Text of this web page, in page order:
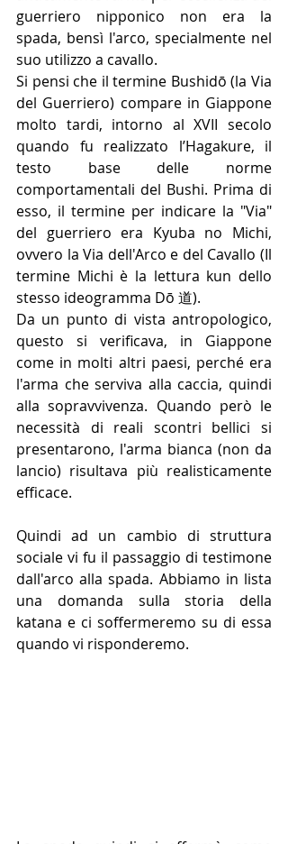
guerriero nipponico non era la
spada, bensì l'arco, specialmente nel
suo utilizzo a cavallo.
Si pensi che il termine Bushidō (la Via
del Guerriero) compare in Giappone
molto tardi, intorno al XVII secolo
quando fu realizzato l’Hagakure, il
testo base delle norme
comportamentali del Bushi. Prima di
esso, il termine per indicare la "Via"
del guerriero era Kyuba no Michi,
ovvero la Via dell'Arco e del Cavallo (Il
termine Michi è la lettura kun dello
stesso ideogramma Dō 道).
Da un punto di vista antropologico,
questo si verificava, in Giappone
come in molti altri paesi, perché era
l'arma che serviva alla caccia, quindi
alla sopravvivenza. Quando però le
necessità di reali scontri bellici si
presentarono, l'arma bianca (non da
lancio) risultava più realisticamente
efficace.
Quindi ad un cambio di struttura
sociale vi fu il passaggio di testimone
dall'arco alla spada. Abbiamo in lista
una domanda sulla storia della
katana e ci soffermeremo su di essa
quando vi risponderemo.